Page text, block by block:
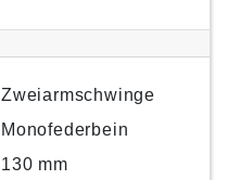
Zweiarmschwinge
Monofederbein
130 mm